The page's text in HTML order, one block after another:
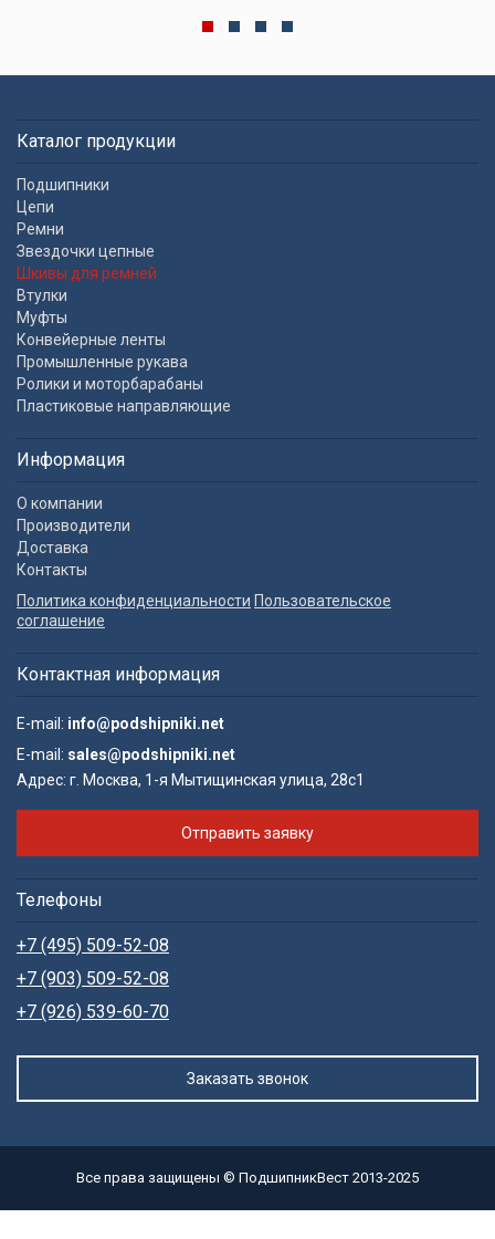
Каталог продукции
Подшипники
Цепи
Ремни
Звездочки цепные
Шкивы для ремней
Втулки
Муфты
Конвейерные ленты
Промышленные рукава
Ролики и моторбарабаны
Пластиковые направляющие
Информация
О компании
Производители
Доставка
Контакты
Политика конфиденциальности Пользовательское
соглашение
Контактная информация
E-mail: info@podshipniki.net
E-mail: sales@podshipniki.net
Адрес: г. Москва, 1-я Мытищинская улица, 28с1
Отправить заявку
Телефоны
+7 (495) 509-52-08
+7 (903) 509-52-08
+7 (926) 539-60-70
Заказать звонок
Все права защищены © ПодшипникВест 2013-2025